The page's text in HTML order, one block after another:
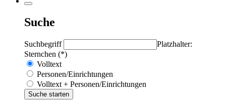
Suche
Suchbegriff
Platzhalter:
Sternchen (*)
Volltext
Personen/Einrichtungen
Volltext + Personen/Einrichtungen